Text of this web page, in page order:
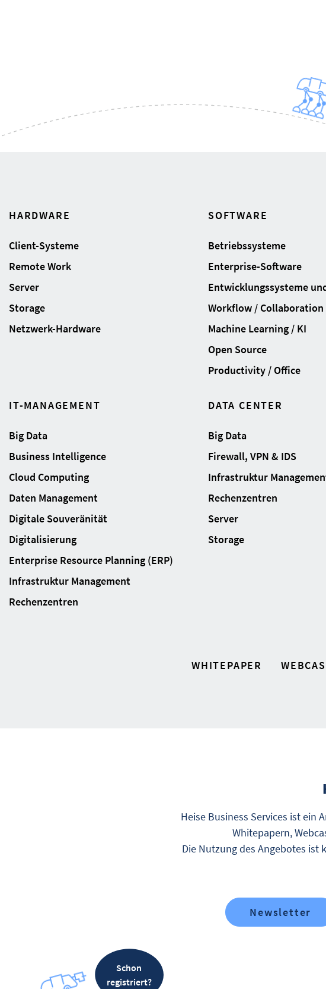
HARDWARE
Client-Systeme
Remote Work
Server
Storage
Netzwerk-Hardware
SOFTWARE
Betriebssysteme
Enterprise-Software
Entwicklungssysteme
Workflow / Collaboration
Machine Learning / KI
Open Source
Productivity / Office
IT-MANAGEMENT
Big Data
Business Intelligence
Cloud Computing
Daten Management
Digitale Souveränität
Digitalisierung
Enterprise Resource Planning (ERP)
Infrastruktur Management
Rechenzentren
DATA CENTER
Big Data
Firewall, VPN & IDS
Infrastruktur
Rechenzentren
Server
Storage
WHITEPAPER
Heise Business Services ist
Whitepapern,
Die Nutzung des Angebotes
Newsletter
Schon
registriert?